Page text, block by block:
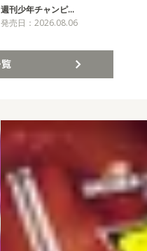
週刊少年チャンピ…
発売日：2026.08.06